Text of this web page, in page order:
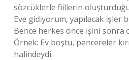
sözcüklerle fiillerin
Eve gidiyorum, yapılacak işler
Bence herkes önce işini sonra
Örnek: Ev boştu, pencereler
halindeydi.